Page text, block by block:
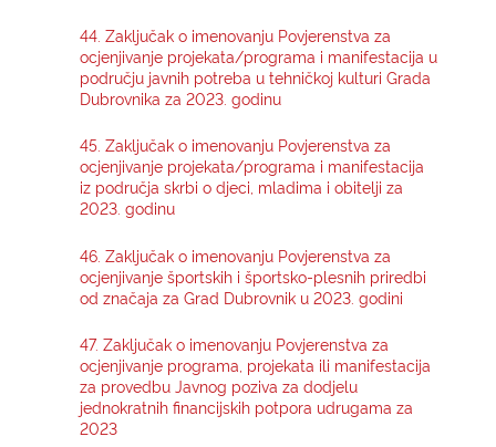
44. Zaključak o imenovanju Povjerenstva za
ocjenjivanje projekata/programa i manifestacija u
području javnih potreba u tehničkoj kulturi Grada
Dubrovnika za 2023. godinu
45. Zaključak o imenovanju Povjerenstva za
ocjenjivanje projekata/programa i manifestacija
iz područja skrbi o djeci, mladima i obitelji za
2023. godinu
46. Zaključak o imenovanju Povjerenstva za
ocjenjivanje športskih i športsko-plesnih priredbi
od značaja za Grad Dubrovnik u 2023. godini
47. Zaključak o imenovanju Povjerenstva za
ocjenjivanje programa, projekata ili manifestacija
za provedbu Javnog poziva za dodjelu
jednokratnih financijskih potpora udrugama za
2023